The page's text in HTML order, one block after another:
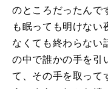
のところだったんで
も眠っても明けない
なくても終わらない
の中で誰かの手を引
て、その手を取って